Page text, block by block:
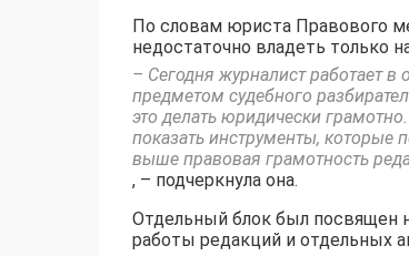
По словам юриста Правового
недостаточно владеть только
– Сегодня журналист работает
предметом судебного
это делать юридически
показать инструменты, которые
выше правовая грамотность
, – подчеркнула она.
Отдельный блок был посвящен
работы редакций и отдельных